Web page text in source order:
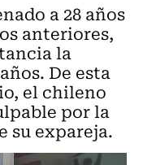
a 28 años
anteriores,
la
De esta
el chileno
por la
su expareja.